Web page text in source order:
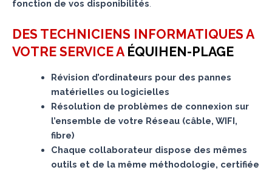
fonction de vos disponibilités.
DES TECHNICIENS INFORMATIQUES A
VOTRE SERVICE A ÉQUIHEN-PLAGE
Révision d’ordinateurs pour des pannes
matérielles ou logicielles
Résolution de problèmes de connexion sur
l’ensemble de votre Réseau (câble, WIFI,
fibre)
Chaque collaborateur dispose des mêmes
outils et de la même méthodologie, certifiée